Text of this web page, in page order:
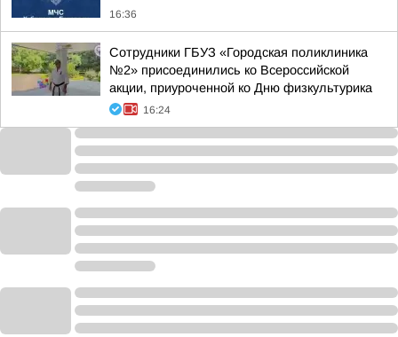
16:36
Сотрудники ГБУЗ «Городская поликлиника
№2» присоединились ко Всероссийской
акции, приуроченной ко Дню физкультурика
16:24